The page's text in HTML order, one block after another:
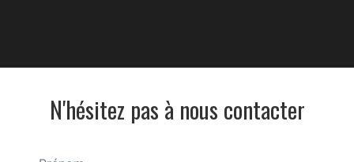
N'hésitez pas à nous contacter